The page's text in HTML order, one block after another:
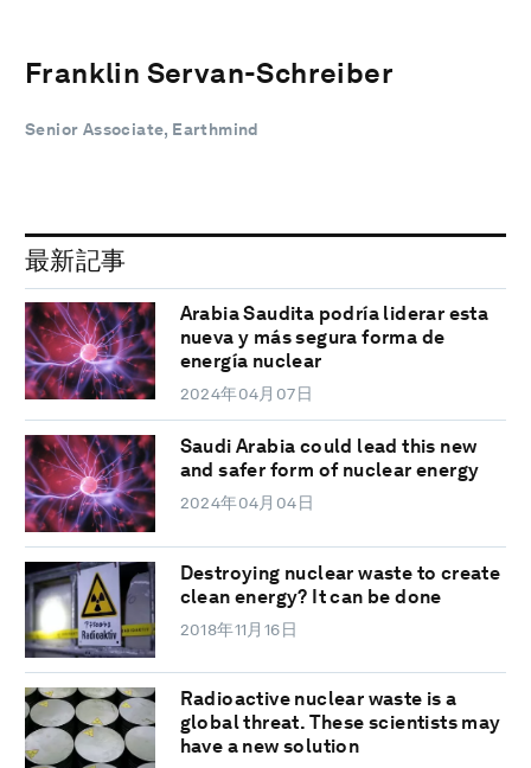
Franklin Servan-Schreiber
Senior Associate, Earthmind
最新記事
Arabia Saudita podría liderar esta
nueva y más segura forma de
energía nuclear
2024年04月07日
Saudi Arabia could lead this new
and safer form of nuclear energy
2024年04月04日
Destroying nuclear waste to create
clean energy? It can be done
2018年11月16日
Radioactive nuclear waste is a
global threat. These scientists may
have a new solution